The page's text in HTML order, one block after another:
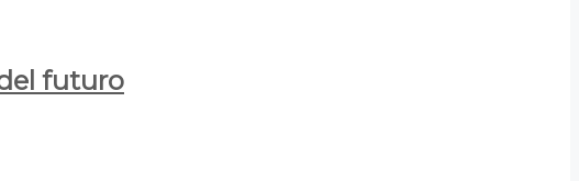
futuro